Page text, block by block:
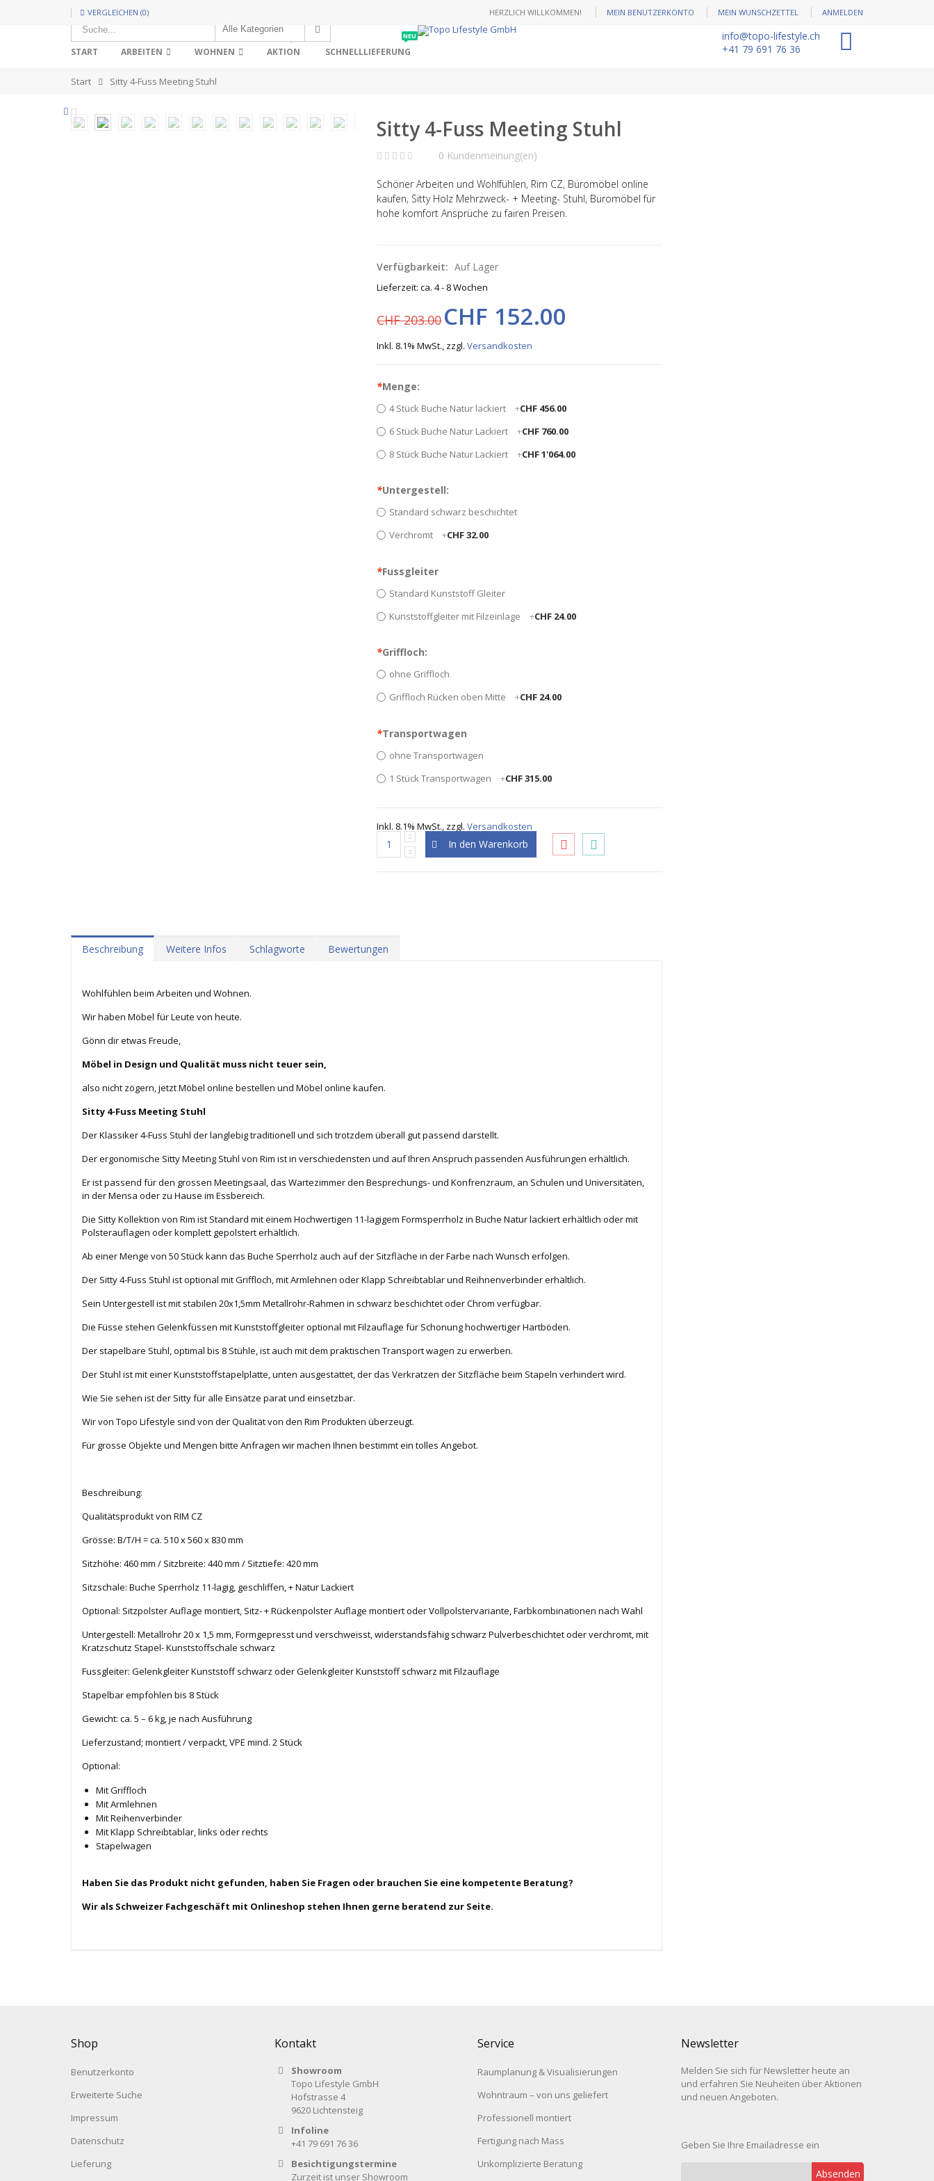
VERGLEICHEN (0) MEIN BENUTZERKONTO MEIN WUNSCHZETTEL ANMELDEN
HERZLICH WILLKOMMEN!
info@topo-lifestyle.ch
+41 79 691 76 36
START ARBEITEN WOHNEN AKTION SCHNELLLIEFERUNG
NEU
Start Sitty 4-Fuss Meeting Stuhl
Sitty 4-Fuss Meeting Stuhl
0 Kundenmeinung(en)
Schöner Arbeiten und Wohlfühlen, Rim CZ, Büromöbel online
kaufen, Sitty Holz Mehrzweck- + Meeting- Stuhl, Büromöbel für
hohe komfort Ansprüche zu fairen Preisen.
Verfügbarkeit: Auf Lager
Lieferzeit: ca. 4 - 8 Wochen
CHF 203.00CHF 152.00
Inkl. 8.1% MwSt., zzgl.Versandkosten
*Menge:
4 Stück Buche Natur lackiert +CHF 456.00
6 Stück Buche Natur Lackiert
+CHF 760.00
8 Stück Buche Natur Lackiert
+CHF 1'064.00
*Untergestell:
Standard schwarz beschichtet
Verchromt
+CHF 32.00
*Fussgleiter
Standard Kunststoff Gleiter
Kunststoffgleiter mit Filzeinlage
+CHF 24.00
*Griffloch:
ohne Griffloch
Griffloch Rücken oben Mitte
+CHF 24.00
*Transportwagen
ohne Transportwagen
1 Stück Transportwagen
+CHF 315.00
Inkl. 8.1% MwSt. zzgl.Versandkosten
In den Warenkorb
Beschreibung Weitere Infos Schlagworte Bewertungen
Wohlfühlen beim Arbeiten und Wohnen.
Wir haben Möbel für Leute von heute.
Gönn dir etwas Freude,
Möbel in Design und Qualität muss nicht teuer sein,
also nicht zögern, jetzt Möbel online bestellen und Möbel online kaufen.
Sitty 4-Fuss Meeting Stuhl
Der Klassiker 4-Fuss Stuhl der langlebig traditionell und sich trotzdem überall gut passend darstellt.
Der ergonomische Sitty Meeting Stuhl von Rim ist in verschiedensten und auf Ihren Anspruch passenden Ausführungen erhältlich.
Er ist passend für den grossen Meetingsaal, das Wartezimmer den Besprechungs- und Konfrenzraum, an Schulen und Universitäten,
in der Mensa oder zu Hause im Essbereich.
Die Sitty Kollektion von Rim ist Standard mit einem Hochwertigen 11-lagigem Formsperrholz in Buche Natur lackiert erhältlich oder mit
Polsterauflagen oder komplett gepolstert erhältlich.
Ab einer Menge von 50 Stück kann das Buche Sperrholz auch auf der Sitzfläche in der Farbe nach Wunsch erfolgen.
Der Sitty 4-Fuss Stuhl ist optional mit Griffloch, mit Armlehnen oder Klapp Schreibtablar und Reihnenverbinder erhältlich.
Sein Untergestell ist mit stabilen 20x1,5mm Metallrohr-Rahmen in schwarz beschichtet oder Chrom verfügbar.
Die Füsse stehen Gelenkfüssen mit Kunststoffgleiter optional mit Filzauflage für Schonung hochwertiger Hartböden.
Der stapelbare Stuhl, optimal bis 8 Stühle, ist auch mit dem praktischen Transport wagen zu erwerben.
Der Stuhl ist mit einer Kunststoffstapelplatte, unten ausgestattet, der das Verkratzen der Sitzfläche beim Stapeln verhindert wird.
Wie Sie sehen ist der Sitty für alle Einsätze parat und einsetzbar.
Wir von Topo Lifestyle sind von der Qualität von den Rim Produkten überzeugt.
Für grosse Objekte und Mengen bitte Anfragen wir machen Ihnen bestimmt ein tolles Angebot.
Beschreibung:
Qualitätsprodukt von RIM CZ
Grösse: B/T/H = ca. 510 x 560 x 830 mm
Sitzhöhe: 460 mm / Sitzbreite: 440 mm / Sitztiefe: 420 mm
Sitzschale: Buche Sperrholz 11-lagig, geschliffen, + Natur Lackiert
Optional: Sitzpolster Auflage montiert, Sitz- + Rückenpolster Auflage montiert oder Vollpolstervariante, Farbkombinationen nach Wahl
Untergestell: Metallrohr 20 x 1,5 mm, Formgepresst und verschweisst, widerstandsfähig schwarz Pulverbeschichtet oder verchromt, mit
Kratzschutz Stapel- Kunststoffschale schwarz
Fussgleiter: Gelenkgleiter Kunststoff schwarz oder Gelenkgleiter Kunststoff schwarz mit Filzauflage
Stapelbar empfohlen bis 8 Stück
Gewicht: ca. 5 – 6 kg, je nach Ausführung
Lieferzustand; montiert / verpackt, VPE mind. 2 Stück
Optional:
Mit Griffloch
Mit Armlehnen
Mit Reihenverbinder
Mit Klapp Schreibtablar, links oder rechts
Stapelwagen
Haben Sie das Produkt nicht gefunden, haben Sie Fragen oder brauchen Sie eine kompetente Beratung?
Wir als Schweizer Fachgeschäft mit Onlineshop stehen Ihnen gerne beratend zur Seite.
Shop
Benutzerkonto
Erweiterte Suche
Impressum
Datenschutz
Lieferung
Kontakt
Showroom
Topo Lifestyle GmbH
Hofstrasse 4
9620 Lichtensteig
Infoline
+41 79 691 76 36
Besichtigungstermine
Zurzeit ist unser Showroom
Service
Raumplanung & Visualisierungen
Wohntraum – von uns geliefert
Professionell montiert
Fertigung nach Mass
Unkomplizierte Beratung
Newsletter
Melden Sie sich für Newsletter heute an
und erfahren Sie Neuheiten über Aktionen
und neuen Angeboten.
Geben Sie Ihre Emailadresse ein
Absenden